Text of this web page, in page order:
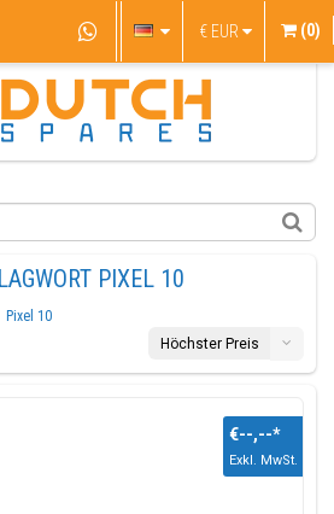
€ EUR (0)
PIXEL 10
Pixel 10
Höchster Preis
€--,--*
Exkl. MwSt.